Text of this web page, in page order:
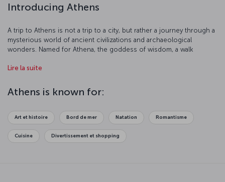
Introducing Athens
A trip to Athens is not a trip to a city, but rather a journey through a
mysterious world of ancient civilizations and archaeological
wonders. Named for Athena, the goddess of wisdom, a walk
age-old myths be your guide. First, head up to the Acropolis, the
ever Olympic Games. Watch a parade of Evzone soldiers from
Syntagma Square and explore the wonderful museums of the city.
your taste buds as you enjoy the seafood and other delicacies it is
Lire la suite
Athens is known for:
Art et histoire Bord de mer Natation Romantisme
Cuisine Divertissement et shopping